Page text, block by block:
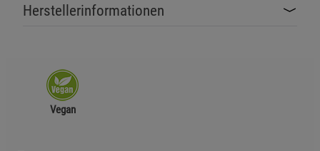
Herstellerinformationen
Vegan